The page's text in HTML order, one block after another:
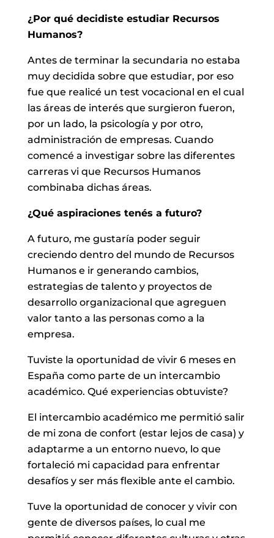
¿Por qué decidiste estudiar Recursos
Humanos?
Antes de terminar la secundaria no estaba
muy decidida sobre que estudiar, por eso
fue que realicé un test vocacional en el cual
las áreas de interés que surgieron fueron,
por un lado, la psicología y por otro,
administración de empresas. Cuando
comencé a investigar sobre las diferentes
carreras vi que Recursos Humanos
combinaba dichas áreas.
¿Qué aspiraciones tenés a futuro?
A futuro, me gustaría poder seguir
creciendo dentro del mundo de Recursos
Humanos e ir generando cambios,
estrategias de talento y proyectos de
desarrollo organizacional que agreguen
valor tanto a las personas como a la
empresa.
Tuviste la oportunidad de vivir 6 meses en
España como parte de un intercambio
académico. Qué experiencias obtuviste?
El intercambio académico me permitió salir
de mi zona de confort (estar lejos de casa) y
adaptarme a un entorno nuevo, lo que
fortaleció mi capacidad para enfrentar
desafíos y ser más flexible ante el cambio.
Tuve la oportunidad de conocer y vivir con
gente de diversos países, lo cual me